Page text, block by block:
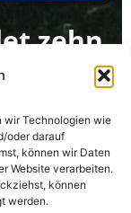
wir Technologien wie
oder darauf
können wir Daten
Website verarbeiten.
können
werden.
zehn
aus
nach
bereit für
Auf